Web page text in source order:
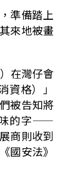
準備踏上
來地被畫
在灣仔會
資格）」
被告知將
味的字——
商則收到
國安法》